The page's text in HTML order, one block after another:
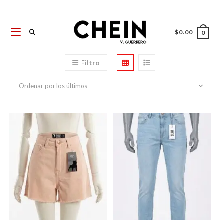
contenido
$0.00 0
Filtro
Ordenar por los últimos